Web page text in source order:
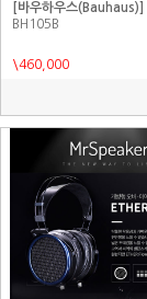
[바우하우스(Bauhaus)]
BH105B
\460,000